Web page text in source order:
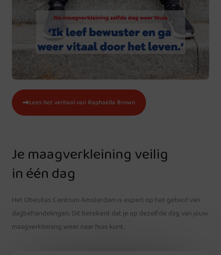
Lees het verhaal van Raphaella Brown
Je maagverkleining veilig
in één dag
Het Obesitas Centrum Amsterdam is expert op het gebied van
dagbehandelingen. Dit betekent dat je op dezelfde dag van jouw
maagverkleining weer naar huis kunt.